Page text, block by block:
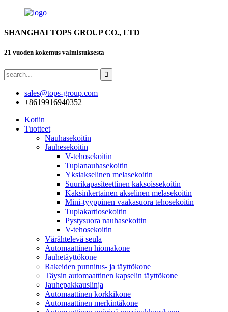
SHANGHAI TOPS GROUP CO., LTD
21 vuoden kokemus valmistuksesta
sales@tops-group.com
+8619916940352
Kotiin
Tuotteet
Nauhasekoitin
Jauhesekoitin
V-tehosekoitin
Tuplanauhasekoitin
Yksiakselinen melasekoitin
Suurikapasiteettinen kaksoissekoitin
Kaksinkertainen akselinen melasekoitin
Mini-tyyppinen vaakasuora tehosekoitin
Tuplakartiosekoitin
Pystysuora nauhasekoitin
V-tehosekoitin
Värähtelevä seula
Automaattinen hiomakone
Jauhetäyttökone
Rakeiden punnitus- ja täyttökone
Täysin automaattinen kapselin täyttökone
Jauhepakkauslinja
Automaattinen korkkikone
Automaattinen merkintäkone